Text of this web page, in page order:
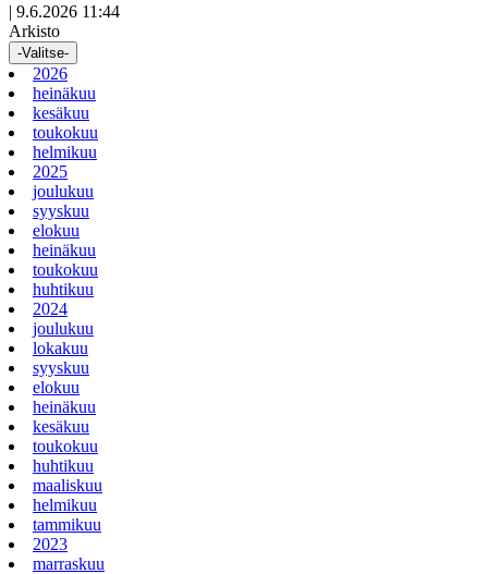
| 9.6.2026 11:44
Arkisto
-Valitse-
2026
heinäkuu
kesäkuu
toukokuu
helmikuu
2025
joulukuu
syyskuu
elokuu
heinäkuu
toukokuu
huhtikuu
2024
joulukuu
lokakuu
syyskuu
elokuu
heinäkuu
kesäkuu
toukokuu
huhtikuu
maaliskuu
helmikuu
tammikuu
2023
marraskuu